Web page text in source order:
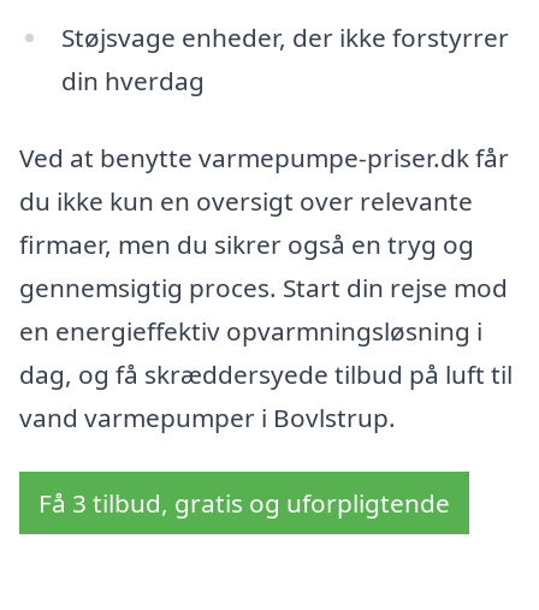
Støjsvage enheder, der ikke forstyrrer
din hverdag
Ved at benytte varmepumpe-priser.dk får
du ikke kun en oversigt over relevante
firmaer, men du sikrer også en tryg og
gennemsigtig proces. Start din rejse mod
en energieffektiv opvarmningsløsning i
dag, og få skræddersyede tilbud på luft til
vand varmepumper i Bovlstrup.
Få 3 tilbud, gratis og uforpligtende